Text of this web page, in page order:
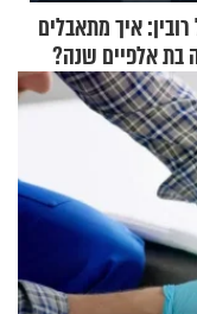
איך מתאבלים
בת אלפיים שנה?